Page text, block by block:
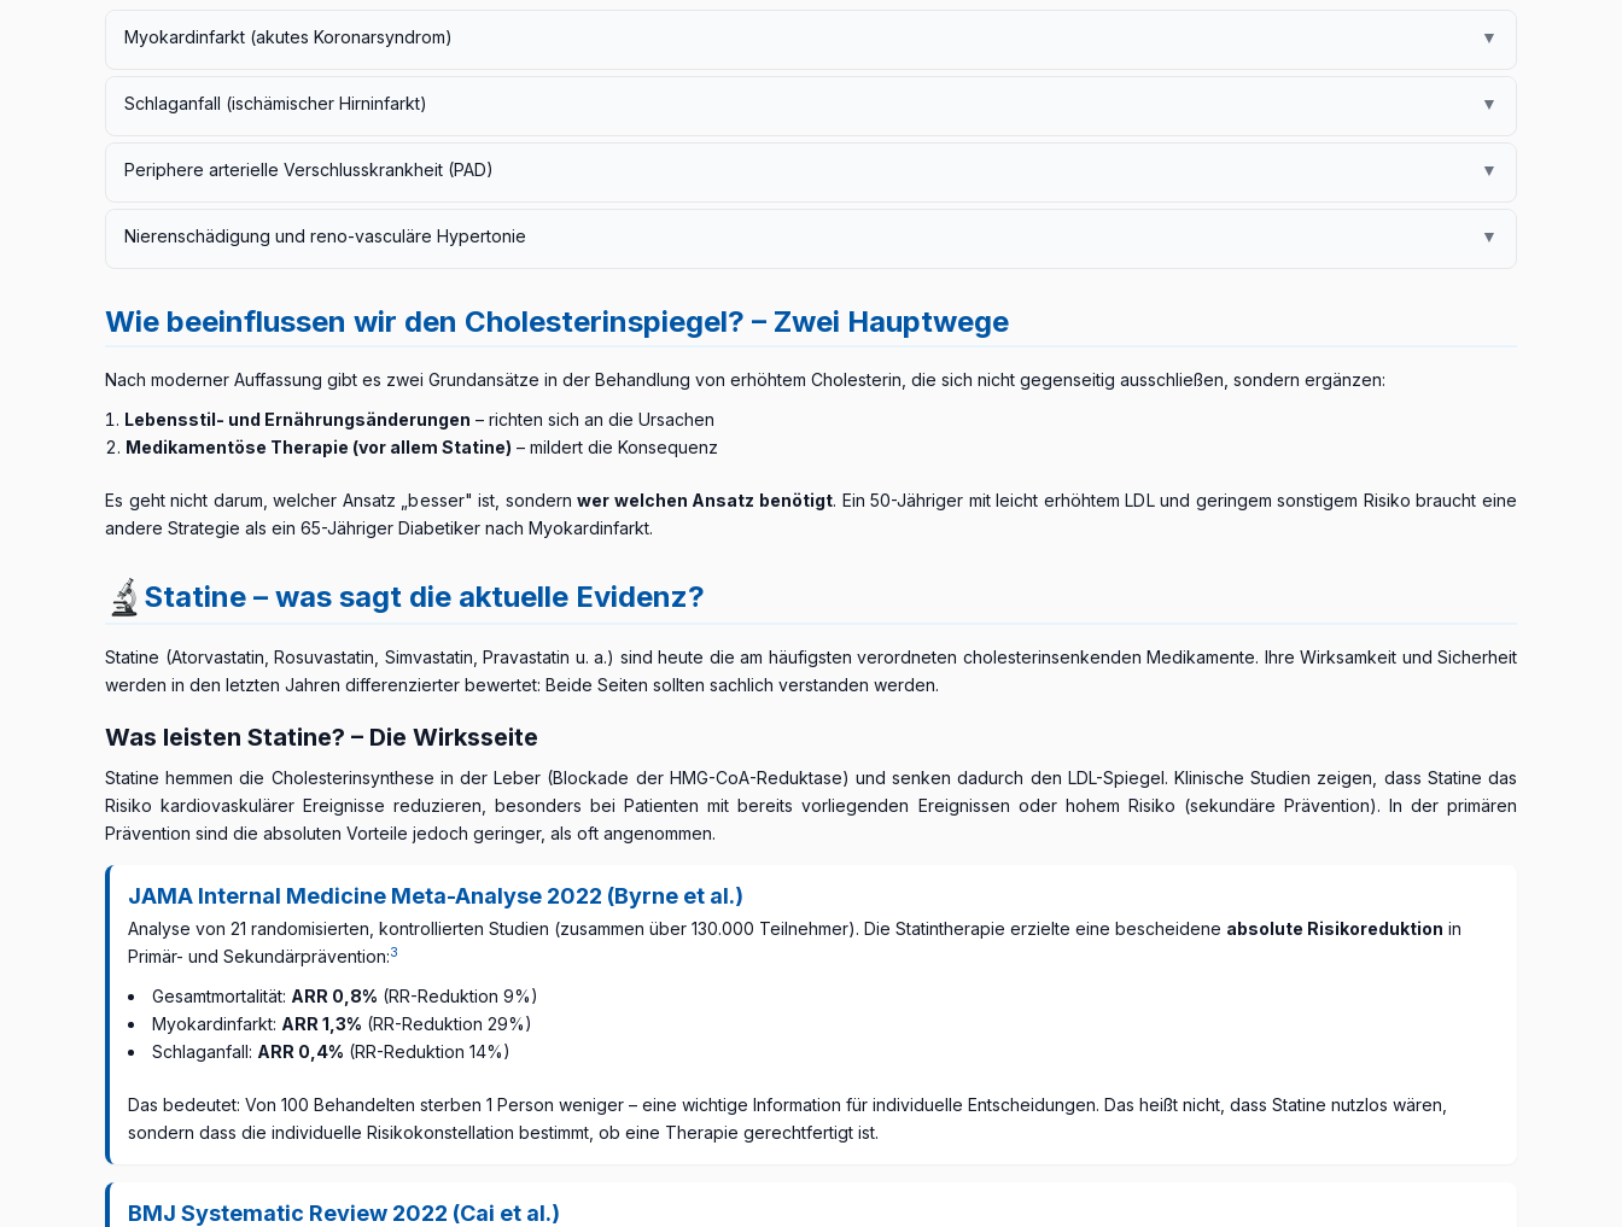
Myokardinfarkt (akutes Koronarsyndrom) ▼
Blutdruckkontrolle und Rauchstopp mindestens ebenso wichtig.
Schlaganfall (ischämischer Hirninfarkt) ▼
Periphere arterielle Verschlusskrankheit (PAD) ▼
Wundheilungsstörungen und Amputationsrisiko verursachen.
Nierenschädigung und reno-vasculäre Hypertonie ▼
Wie beeinflussen wir den Cholesterinspiegel? – Zwei Hauptwege
Nach moderner Auffassung gibt es zwei Grundansätze in der Behandlung von erhöhtem Cholesterin, die sich nicht gegenseitig ausschließen, sondern ergänzen:
Lebensstil- und Ernährungsänderungen – richten sich an die Ursachen
Medikamentöse Therapie (vor allem Statine) – mildert die Konsequenz
Es geht nicht darum, welcher Ansatz „besser" ist, sondernwer welchen Ansatz benötigt. Ein 50-Jähriger mit leicht erhöhtem LDL und geringem sonstigem Risiko braucht eine
andere Strategie als ein 65-Jähriger Diabetiker nach Myokardinfarkt.
Statine – was sagt die aktuelle Evidenz?
Statine (Atorvastatin, Rosuvastatin, Simvastatin, Pravastatin u. a.) sind heute die am häufigsten verordneten cholesterinsenkenden Medikamente. Ihre Wirksamkeit und Sicherheit
werden in den letzten Jahren differenzierter bewertet: Beide Seiten sollten sachlich verstanden werden.
Was leisten Statine? – Die Wirksseite
Statine hemmen die Cholesterinsynthese in der Leber (Blockade der HMG-CoA-Reduktase) und senken dadurch den LDL-Spiegel. Klinische Studien zeigen, dass Statine das
Risiko kardiovaskulärer Ereignisse reduzieren, besonders bei Patienten mit bereits vorliegenden Ereignissen oder hohem Risiko (sekundäre Prävention). In der primären
Prävention sind die absoluten Vorteile jedoch geringer, als oft angenommen.
JAMA Internal Medicine Meta-Analyse 2022 (Byrne et al.)
Analyse von 21 randomisierten, kontrollierten Studien (zusammen über 130.000 Teilnehmer). Die Statintherapie erzielte eine bescheidene absolute Risikoreduktion in
Primär- und Sekundärprävention:3
Gesamtmortalität: ARR 0,8% (RR-Reduktion 9%)
Myokardinfarkt: ARR 1,3% (RR-Reduktion 29%)
Schlaganfall: ARR 0,4% (RR-Reduktion 14%)
Das bedeutet: Von 100 Behandelten sterben 1 Person weniger – eine wichtige Information für individuelle Entscheidungen. Das heißt nicht, dass Statine nutzlos wären,
sondern dass die individuelle Risikokonstellation bestimmt, ob eine Therapie gerechtfertigt ist.
BMJ Systematic Review 2022 (Cai et al.)